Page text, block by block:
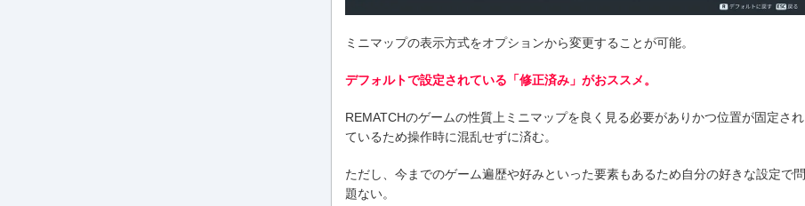
ミニマップの表示方式をオプションから変更することが可能。
デフォルトで設定されている「修正済み」がおススメ。
REMATCHのゲームの性質上ミニマップを良く見る必要がありかつ位置が固定され
ているため操作時に混乱せずに済む。
ただし、今までのゲーム遍歴や好みといった要素もあるため自分の好きな設定で問
題ない。